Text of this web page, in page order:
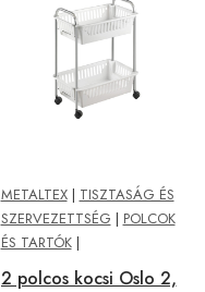
METALTEX| TISZTASÁG ÉS
SZERVEZETTSÉG | POLCOK
ÉS TARTÓK|
2 polcos kocsi Oslo 2,